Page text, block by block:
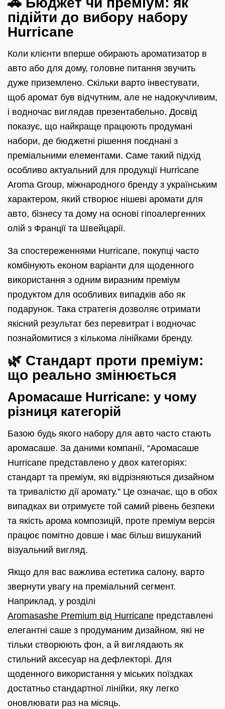
підійти до вибору набору
Hurricane
Коли клієнти вперше обирають ароматизатор в
авто або для дому, головне питання звучить
дуже приземлено. Скільки варто інвестувати,
щоб аромат був відчутним, але не надокучливим,
і водночас виглядав презентабельно. Досвід
показує, що найкраще працюють продумані
набори, де бюджетні рішення поєднані з
преміальними елементами. Саме такий підхід
особливо актуальний для продукції Hurricane
Aroma Group, міжнародного бренду з українським
характером, який створює нішеві аромати для
авто, бізнесу та дому на основі гіпоалергенних
олій з Франції та Швейцарії.
За спостереженнями Hurricane, покупці часто
комбінують економ варіанти для щоденного
використання з одним виразним преміум
продуктом для особливих випадків або як
подарунок. Така стратегія дозволяє отримати
якісний результат без перевитрат і водночас
познайомитися з кількома лінійками бренду.
🌿 Стандарт проти преміум:
що реально змінюється
Аромасаше Hurricane: у чому
різниця категорій
Базою будь якого набору для авто часто стають
аромасаше. За даними компанії, “Аромасаше
Hurricane представлено у двох категоріях:
стандарт та преміум, які відрізняються дизайном
та тривалістю дії аромату.” Це означає, що в обох
випадках ви отримуєте той самий рівень безпеки
та якість арома композицій, проте преміум версія
працює помітно довше і має більш вишуканий
візуальний вигляд.
Якщо для вас важлива естетика салону, варто
звернути увагу на преміальний сегмент.
Наприклад, у розділі
Aromasashe Premium від Hurricane представлені
елегантні саше з продуманим дизайном, які не
тільки створюють фон, а й виглядають як
стильний аксесуар на дефлекторі. Для
щоденного використання у міських поїздках
достатньо стандартної лінійки, яку легко
оновлювати раз на місяць.